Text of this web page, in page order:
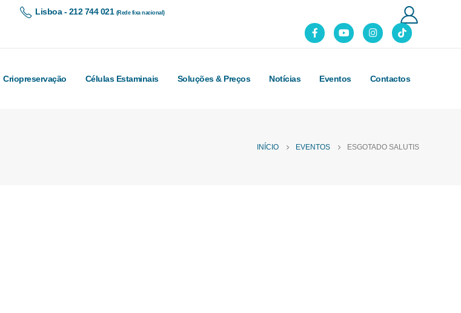
Lisboa - 212 744 021 (Rede fixa nacional)
Criopreservação Células Estaminais Soluções & Preços Notícias Eventos Contactos
INÍCIO EVENTOS ESGOTADO SALUTIS